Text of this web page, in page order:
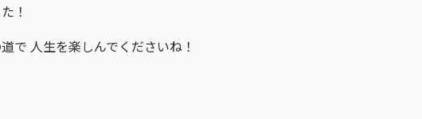
！
で 人生を楽しんでくださいね！